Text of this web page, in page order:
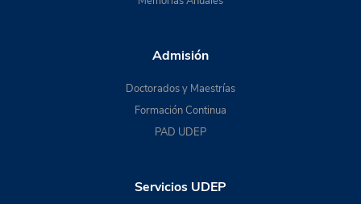
Admisión
Doctorados y Maestrías
Formación Continua
PAD UDEP
Servicios UDEP